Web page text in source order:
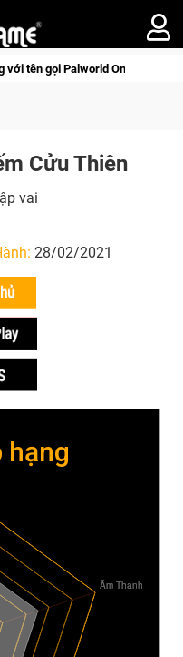
Palworld Online
Cửu Thiên
vai
28/02/2021
hạng